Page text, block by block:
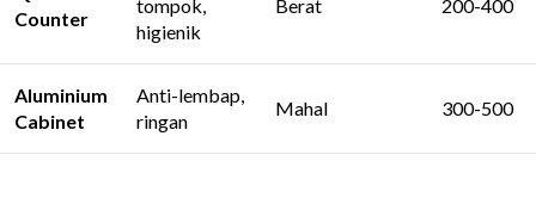
Counter
tompok,
higienik
Berat 200-400
Aluminium
Cabinet
Anti-lembap,
ringan
Mahal 300-500